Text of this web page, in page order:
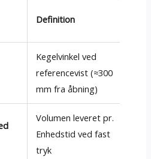
Definition
Kegelvinkel ved
referencevist (≈300
mm fra åbning)
Volumen leveret pr.
Enhedstid ved fast
tryk